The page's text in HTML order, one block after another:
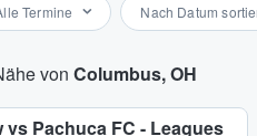
Termine Nach Datum
von Columbus, OH
Pachuca FC - Leagues